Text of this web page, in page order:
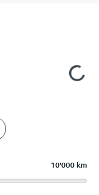
10'000 km